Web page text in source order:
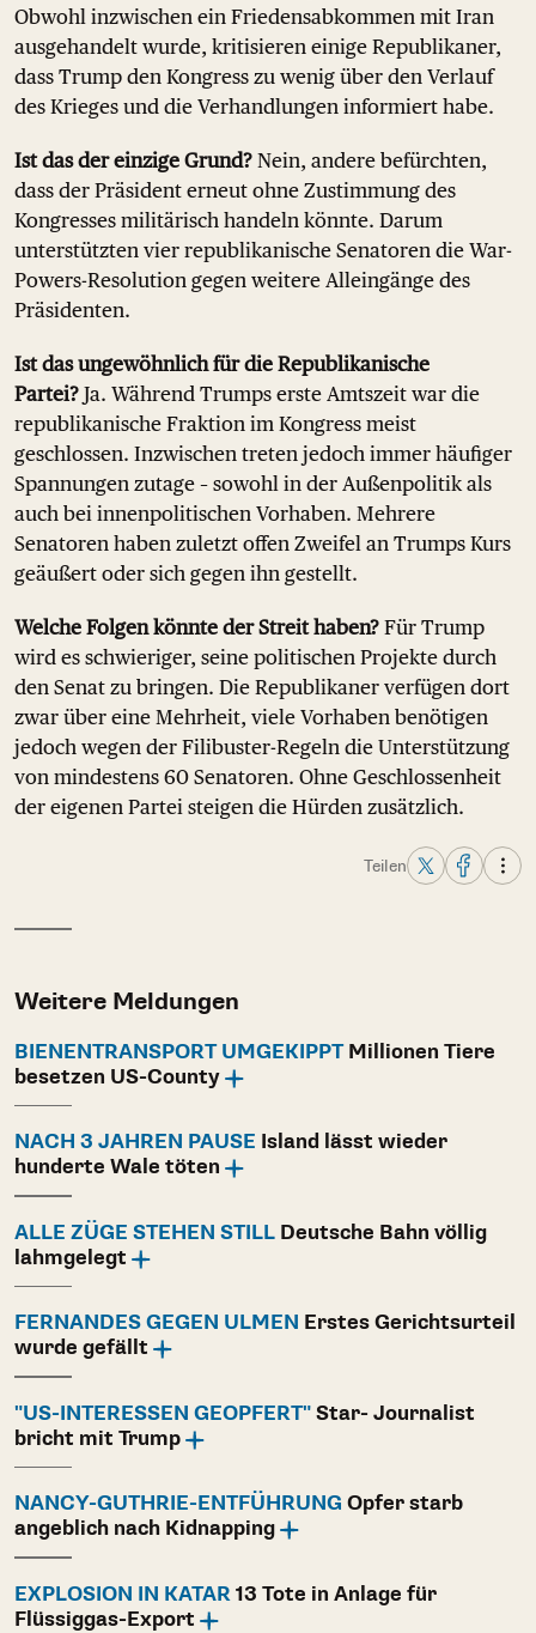
Obwohl inzwischen ein Friedensabkommen mit Iran
ausgehandelt wurde, kritisieren einige Republikaner,
dass Trump den Kongress zu wenig über den Verlauf
des Krieges und die Verhandlungen informiert habe.
Ist das der einzige Grund? Nein, andere befürchten,
dass der Präsident erneut ohne Zustimmung des
Kongresses militärisch handeln könnte. Darum
unterstützten vier republikanische Senatoren die War-
Powers-Resolution gegen weitere Alleingänge des
Präsidenten.
Ist das ungewöhnlich für die Republikanische
Partei? Ja. Während Trumps erste Amtszeit war die
republikanische Fraktion im Kongress meist
geschlossen. Inzwischen treten jedoch immer häufiger
Spannungen zutage – sowohl in der Außenpolitik als
auch bei innenpolitischen Vorhaben. Mehrere
Senatoren haben zuletzt offen Zweifel an Trumps Kurs
geäußert oder sich gegen ihn gestellt.
Welche Folgen könnte der Streit haben? Für Trump
wird es schwieriger, seine politischen Projekte durch
den Senat zu bringen. Die Republikaner verfügen dort
zwar über eine Mehrheit, viele Vorhaben benötigen
jedoch wegen der Filibuster-Regeln die Unterstützung
von mindestens 60 Senatoren. Ohne Geschlossenheit
der eigenen Partei steigen die Hürden zusätzlich.
Teilen
Weitere Meldungen
BIENENTRANSPORT UMGEKIPPTMillionen Tiere
besetzen US-County
NACH 3 JAHREN PAUSE Island lässt wieder
hunderte Wale töten
ALLE ZÜGE STEHEN STILL Deutsche Bahn völlig
lahmgelegt
FERNANDES GEGEN ULMEN Erstes Gerichtsurteil
wurde gefällt
"US-INTERESSEN GEOPFERT" Star- Journalist
bricht mit Trump
NANCY-GUTHRIE-ENTFÜHRUNG Opfer starb
angeblich nach Kidnapping
EXPLOSION IN KATAR 13 Tote in Anlage für
Flüssiggas-Export